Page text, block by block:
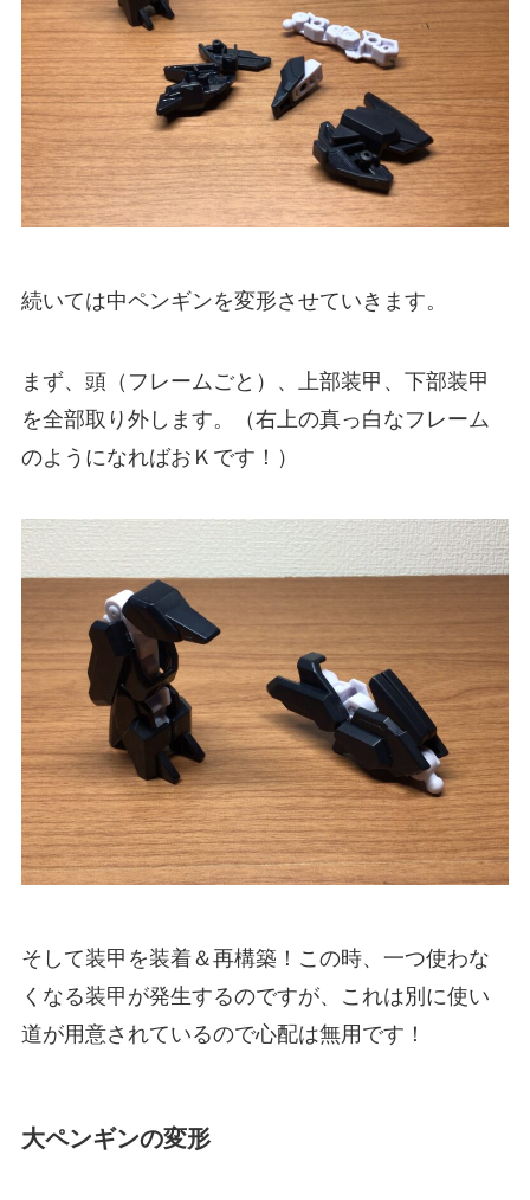
続いては中ペンギンを変形させていきます。
まず、頭（フレームごと）、上部装甲、下部装甲
を全部取り外します。（右上の真っ白なフレーム
のようになればおＫです！）
そして装甲を装着＆再構築！この時、一つ使わな
くなる装甲が発生するのですが、これは別に使い
道が用意されているので心配は無用です！
大ペンギンの変形